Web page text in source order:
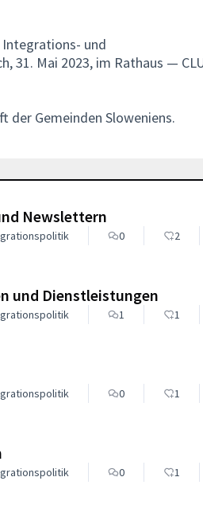
Integrations- und
31. Mai 2023, im Rathaus —
der Gemeinden Sloweniens.
Newslettern
0
2
und Dienstleistungen
1
1
0
1
0
1